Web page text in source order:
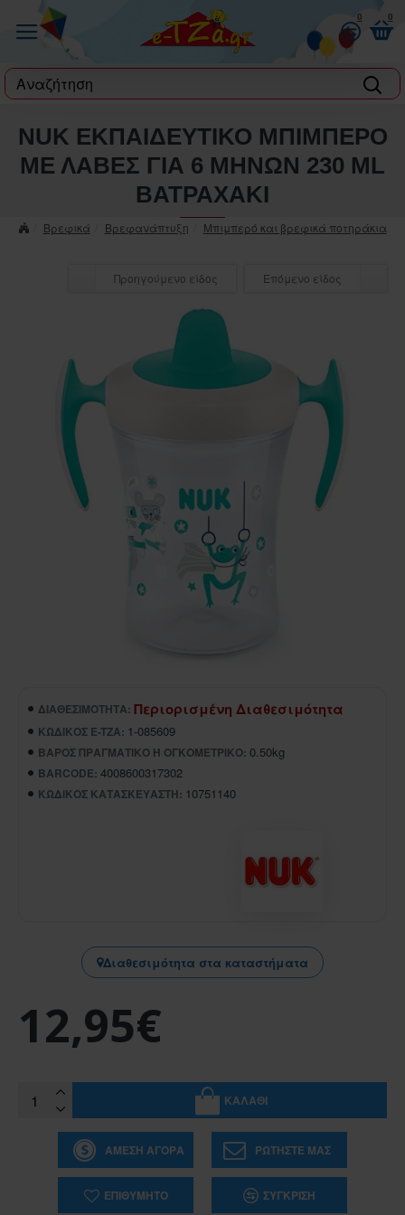
0 0
label
Βρεφικά Βρεφανάπτυξη Μπιμπερό και βρεφικά ποτηράκια
NUK ΕΚΠΑΙΔΕΥΤΙΚΟ ΜΠΙΜΠΕΡΟ
ΜΕ ΛΑΒΕΣ ΓΙΑ 6 ΜΗΝΩΝ 230 ML
ΒΑΤΡΑΧΑΚΙ
Προηγούμενο είδος Επόμενο είδος
ΔΙΑΘΕΣΙΜΌΤΗΤΑ: Περιορισμένη Διαθεσιμότητα
ΚΩΔΙΚΌΣ E-TZA: 1-085609
ΒΆΡΟΣ ΠΡΑΓΜΑΤΙΚΌ Ή ΟΓΚΟΜΕΤΡΙΚΌ: 0.50kg
BARCODE: 4008600317302
ΚΩΔΙΚΌΣ ΚΑΤΑΣΚΕΥΑΣΤΉ: 10751140
Διαθεσιμότητα στα καταστήματα
12,95€
ΚΑΛΆΘΙ
ΆΜΕΣΗ ΑΓΟΡΆ ΡΩΤΉΣΤΕ ΜΑΣ
ΕΠΙΘΥΜΗΤΌ ΣΎΓΚΡΙΣΗ